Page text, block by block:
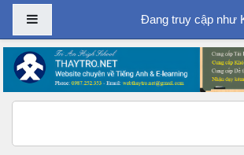
Chuyển tới nội dung chính
Bảng điều khiển cạnhĐang truy cập như